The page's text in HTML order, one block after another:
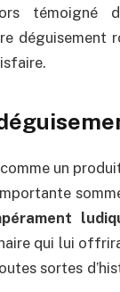
témoigné
déguisement
un
qui lui
sortes